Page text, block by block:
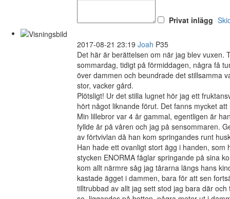
Privat inlägg
2017-08-21 23:19 Joah P35
Det här är berättelsen om när jag blev vuxen.
sommardag, tidigt på förmiddagen, några få
över dammen och beundrade det stillsamma
stor, vacker gård.
Plötsligt! Ur det stilla lugnet hör jag ett
hört något liknande förut. Det fanns mycket
Min lillebror var 4 år gammal, egentligen är
fyllde år på våren och jag på sensommaren.
av förtvivlan då han kom springandes runt
Han hade ett ovanligt stort ägg i handen,
stycken ENORMA fåglar springande på sina
kom allt närmre såg jag tårarna längs hans
kastade ägget i dammen, bara för att sen
tilltrubbad av allt jag sett stod jag bara där